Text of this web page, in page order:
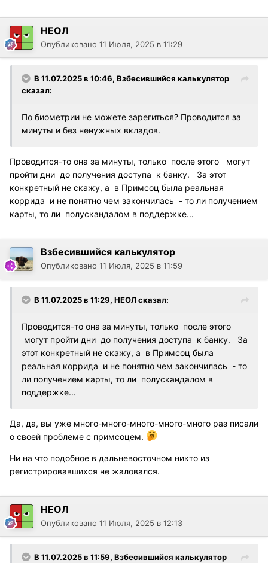
НЕОЛ
Опубликовано 11 Июля, 2025 в 11:29
В 11.07.2025 в 10:46, Взбесившийся калькулятор
сказал:
По биометрии не можете зарегиться? Проводится за
минуты и без ненужных вкладов.
Проводится-то она за минуты, только после этого могут
пройти дни до получения доступа к банку. За этот
конкретный не скажу, а в Примсоц была реальная
коррида и не понятно чем закончилась - то ли получением
карты, то ли полускандалом в поддержке...
Взбесившийся калькулятор
Опубликовано 11 Июля, 2025 в 11:59
В 11.07.2025 в 11:29, НЕОЛсказал:
Проводится-то она за минуты, только после этого
могут пройти дни до получения доступа к банку. За
этот конкретный не скажу, а в Примсоц была
реальная коррида и не понятно чем закончилась - то
ли получением карты, то ли полускандалом в
поддержке...
Да, да, вы уже много-много-много-много-много раз писали
о своей проблеме с примсоцем.
Ни на что подобное в дальневосточном никто из
регистрировавшихся не жаловался.
НЕОЛ
Опубликовано 11 Июля, 2025 в 12:13
В 11.07.2025 в 11:59, Взбесившийся калькулятор